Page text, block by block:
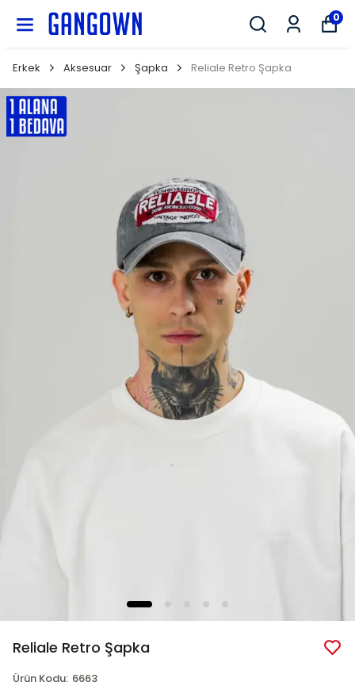
0
Erkek Aksesuar Şapka Reliale Retro Şapka
Reliale Retro Şapka
Ürün Kodu: 6663